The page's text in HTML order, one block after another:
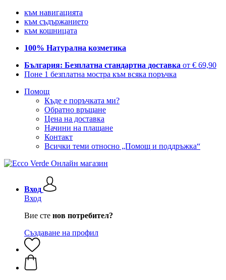
към навигацията
към съдържанието
към кошницата
100% Натурална козметика
България: Безплатна стандартна доставка от € 69,90
Поне 1 безплатна мостра към всяка поръчка
Помощ
Къде е поръчката ми?
Обратно връщане
Цена на доставка
Начини на плащане
Контакт
Всички теми относно „Помощ и поддръжка“
Вход
Вход
Вие сте нов потребител?
Създаване на профил